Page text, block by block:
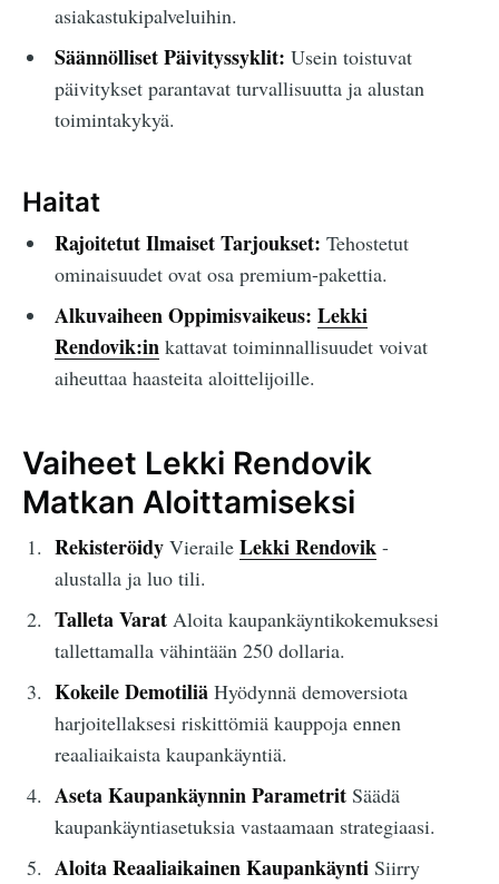
asiakastukipalveluihin.
Säännölliset Päivityssyklit: Usein toistuvat
päivitykset parantavat turvallisuutta ja alustan
toimintakykyä.
Haitat
Rajoitetut Ilmaiset Tarjoukset: Tehostetut
ominaisuudet ovat osa premium-pakettia.
Alkuvaiheen Oppimisvaikeus: Lekki
Rendovik:in kattavat toiminnallisuudet voivat
aiheuttaa haasteita aloittelijoille.
Vaiheet Lekki Rendovik
Matkan Aloittamiseksi
RekisteröidyVieraile Lekki Rendovik-
alustalla ja luo tili.
Talleta VaratAloita kaupankäyntikokemuksesi
tallettamalla vähintään 250 dollaria.
Kokeile DemotiliäHyödynnä demoversiota
harjoitellaksesi riskittömiä kauppoja ennen
reaaliaikaista kaupankäyntiä.
Aseta Kaupankäynnin ParametritSäädä
kaupankäyntiasetuksia vastaamaan strategiaasi.
Aloita Reaaliaikainen KaupankäyntiSiirry